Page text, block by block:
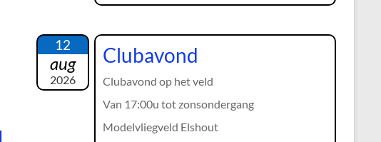
12
aug
2026
Clubavond
Clubavond op het veld
Van 17:00u tot zonsondergang
Modelvliegveld Elshout